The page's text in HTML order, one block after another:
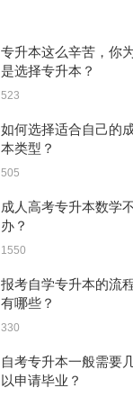
专升本这么辛苦，你
是选择专升本？
523
如何选择适合自己的
本类型？
505
成人高考专升本数学
办？
1550
报考自学专升本的流
有哪些？
330
自考专升本一般需要
以申请毕业？